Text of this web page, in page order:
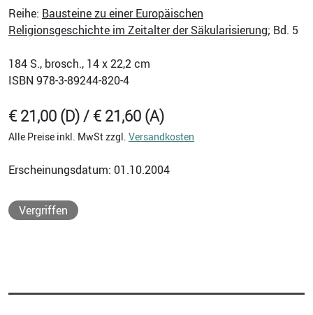
Reihe: Bausteine zu einer Europäischen
Religionsgeschichte im Zeitalter der Säkularisierung; Bd. 5
184 S., brosch., 14 x 22,2 cm
ISBN 978-3-89244-820-4
€ 21,00 (D) / € 21,60 (A)
Alle Preise inkl. MwSt zzgl. Versandkosten
Erscheinungsdatum: 01.10.2004
Vergriffen